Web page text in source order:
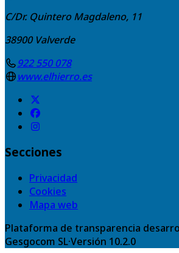
C/Dr. Quintero Magdaleno, 11
38900 Valverde
922 550 078
www.elhierro.es
Secciones
Privacidad
Cookies
Mapa web
Plataforma de transparencia
Gesgocom SL·Versión 10.2.0